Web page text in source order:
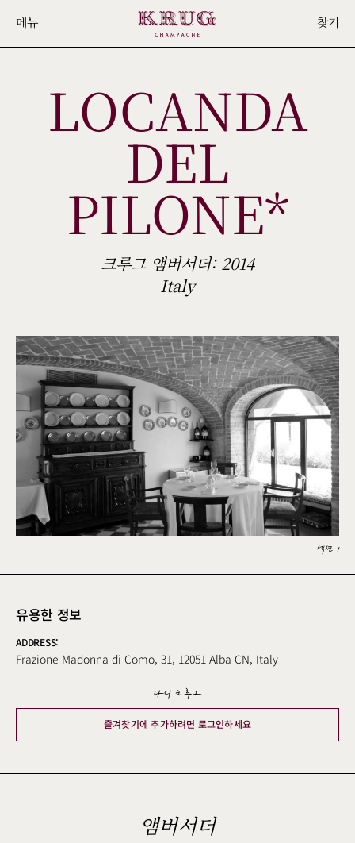
main
content
메뉴 찾기
LOCANDA
DEL
PILONE*
크루그 앰버서더: 2014
Italy
섹션 1
유용한 정보
ADDRESS:
Frazione Madonna di Como, 31, 12051 Alba CN, Italy
나의 크루그
즐겨찾기에 추가하려면 로그인하세요
앰버서더